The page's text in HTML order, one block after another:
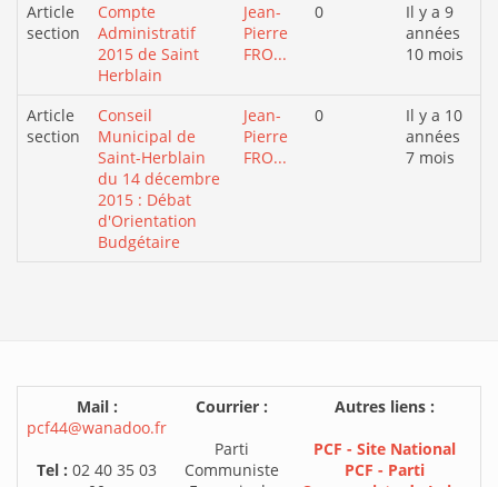
Article
section
Compte
Administratif
2015 de Saint
Herblain
Jean-
Pierre
FRO...
0
Il y a 9
années
10 mois
Article
section
Conseil
Municipal de
Saint-Herblain
du 14 décembre
2015 : Débat
d'Orientation
Budgétaire
Jean-
Pierre
FRO...
0
Il y a 10
années
7 mois
Mail :
pcf44@wanadoo.fr
Tel : 02 40 35 03
Courrier :
Parti
Communiste
Autres liens :
PCF - Site National
PCF - Parti